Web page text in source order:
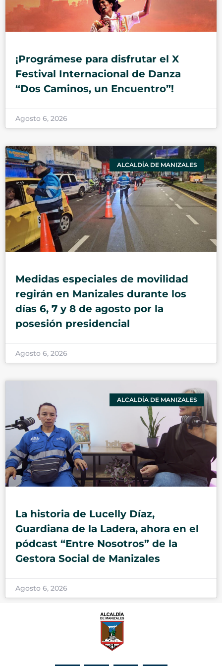
¡Prográmese para disfrutar el X
Festival Internacional de Danza
“Dos Caminos, un Encuentro”!
Agosto 6, 2026
ALCALDÍA DE MANIZALES
Medidas especiales de movilidad
regirán en Manizales durante los
días 6, 7 y 8 de agosto por la
posesión presidencial
Agosto 6, 2026
ALCALDÍA DE MANIZALES
La historia de Lucelly Díaz,
Guardiana de la Ladera, ahora en el
pódcast “Entre Nosotros” de la
Gestora Social de Manizales
Agosto 6, 2026